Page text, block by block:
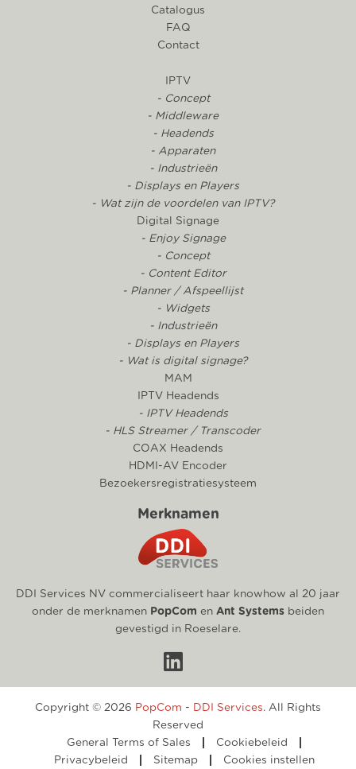
Catalogus
FAQ
Contact
IPTV
- Concept
- Middleware
- Headends
- Apparaten
- Industrieën
- Displays en Players
- Wat zijn de voordelen van IPTV?
Digital Signage
- Enjoy Signage
- Concept
- Content Editor
- Planner / Afspeellijst
- Widgets
- Industrieën
- Displays en Players
- Wat is digital signage?
MAM
IPTV Headends
- IPTV Headends
- HLS Streamer / Transcoder
COAX Headends
HDMI-AV Encoder
Bezoekersregistratiesysteem
Merknamen
DDI Services NV commercialiseert haar knowhow al 20 jaar
onder de merknamen PopCom en Ant Systems beiden
gevestigd in Roeselare.
Copyright © 2026 PopCom - DDI Services. All Rights
Reserved
General Terms of Sales
Cookiebeleid
Privacybeleid
Sitemap Cookies instellen